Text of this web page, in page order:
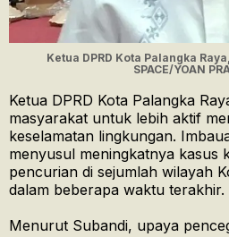
Ketua DPRD Kota Palangka
SPACE/YOAN
Ketua DPRD Kota Palangka
masyarakat untuk lebih aktif
keselamatan lingkungan.
menyusul meningkatnya kasus
pencurian di sejumlah wilayah
dalam beberapa waktu terakhir.
Menurut Subandi, upaya